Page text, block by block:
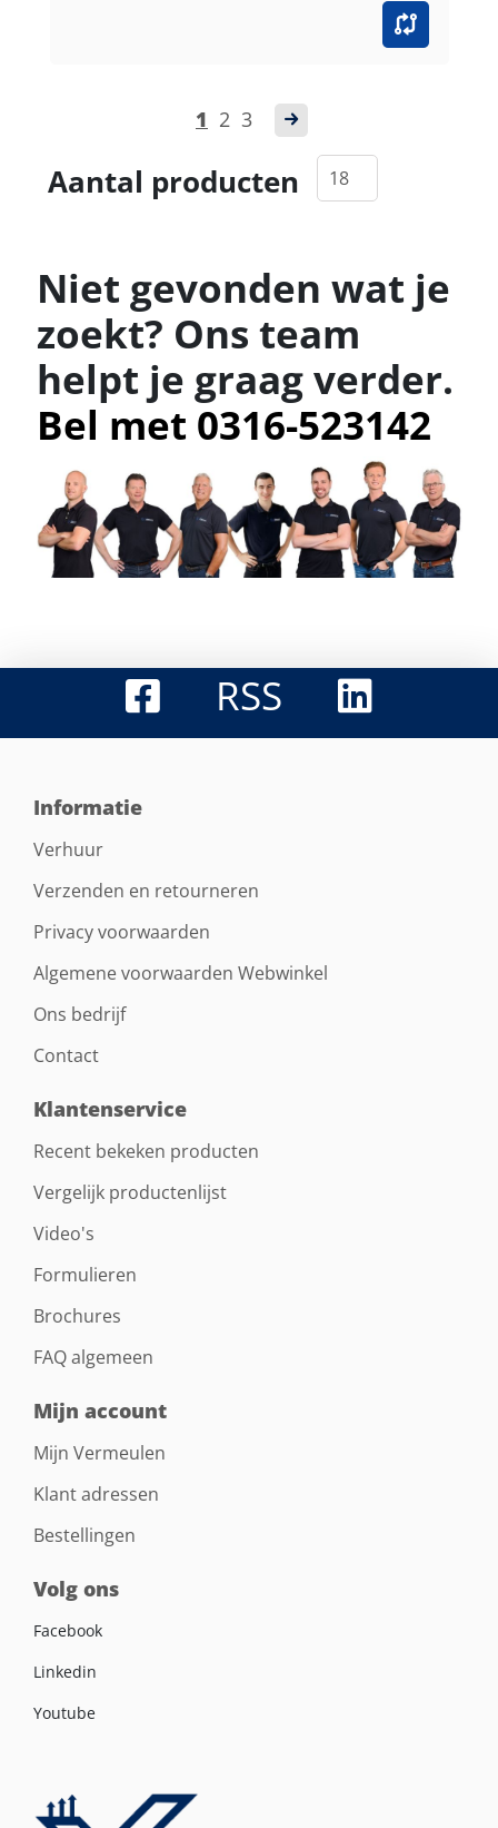
1 2 3
Aantal producten
Niet gevonden wat je
zoekt? Ons team
helpt je graag verder.
Bel met 0316-523142
RSS
Informatie
Verhuur
Verzenden en retourneren
Privacy voorwaarden
Algemene voorwaarden Webwinkel
Ons bedrijf
Contact
Klantenservice
Recent bekeken producten
Vergelijk productenlijst
Video's
Formulieren
Brochures
FAQ algemeen
Mijn account
Mijn Vermeulen
Klant adressen
Bestellingen
Volg ons
Facebook
Linkedin
Youtube